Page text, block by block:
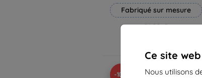
Ce site
Nous utilisons
Fabriqué sur mesure
21,90 €
En stock 3 pièces
-10%